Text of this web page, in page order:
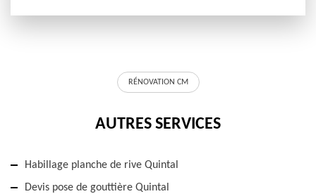
RÉNOVATION CM
AUTRES SERVICES
Habillage planche de rive Quintal
Devis pose de gouttière Quintal